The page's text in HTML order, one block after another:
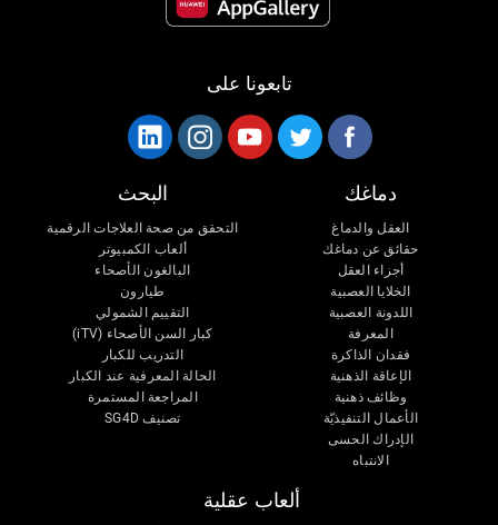
تابعونا على
دماغك
العقل والدماغ
حقائق عن دماغك
أجزاء العقل
الخلايا العصبية
اللدونة العصبية
المعرفة
فقدان الذاكرة
الإعاقة الذهنية
وظائف ذهنية
الأعمال التنفيذيّة
الإدراك الحسى
الانتباه
البحث
التحقق من صحة العلاجات الرقمية
ألعاب الكمبيوتر
البالغون الأصحاء
طيارون
التقييم الشمولي
كبار السن الأصحاء (iTV)
التدريب للكبار
الحالة المعرفية عند الكبار
المراجعة المستمرة
تصنيف SG4D
ألعاب عقلية